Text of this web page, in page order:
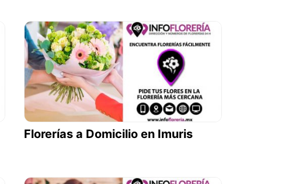
Florerías a Domicilio en Imuris